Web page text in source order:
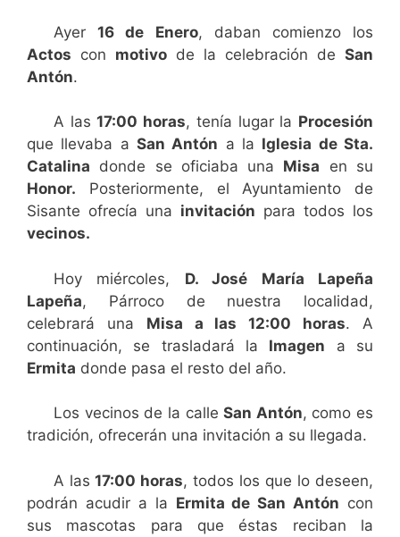
Ayer16 de Enero, daban comienzo los
Actos con motivo de la celebración de San
Antón.
A las17:00 horas, tenía lugar la Procesión
que llevaba a San Antón a la Iglesia de Sta.
Catalina donde se oficiaba una Misa en su
Honor. Posteriormente, el Ayuntamiento de
Sisante ofrecía una invitación para todos los
vecinos.
Hoy miércoles, D. José María Lapeña
Lapeña, Párroco de nuestra localidad,
celebrará una Misa a las 12:00 horas. A
continuación, se trasladará la Imagen a su
Ermita donde pasa el resto del año.
Los vecinos de la calleSan Antón, como es
tradición, ofrecerán una invitación a su llegada.
A las 17:00 horas, todos los que lo deseen,
podrán acudir a la Ermita de San Antón con
sus mascotas para que éstas reciban la